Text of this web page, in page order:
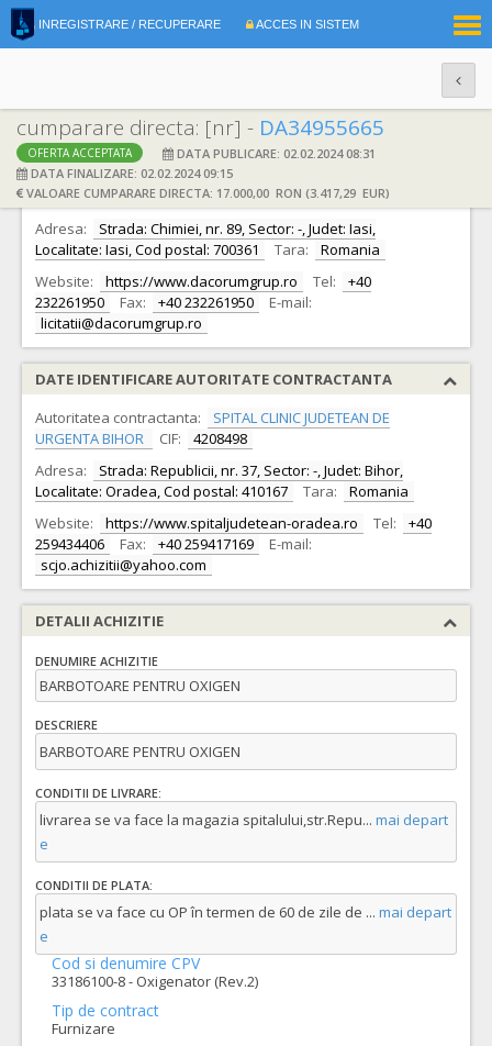
INREGISTRARE / RECUPERARE ACCES IN SISTEM
cumparare directa: [nr] - DA34955665
OFERTA ACCEPTATA
DATA PUBLICARE: 02.02.2024 08:31
DATA FINALIZARE: 02.02.2024 09:15
VALOARE CUMPARARE DIRECTA: 17.000,00 RON (3.417,29 EUR)
DATE IDENTIFICARE OFERTANT
Ofertant: S.C. DACORUM GRUP S.R.L. CIF: 11609301
Adresa:
Strada: Chimiei, nr. 89, Sector: -, Judet: Iasi,
Localitate: Iasi, Cod postal: 700361
Tara:
Romania
Website:
https://www.dacorumgrup.ro Tel:
+40
232261950
Fax: +40 232261950
E-mail:
licitatii@dacorumgrup.ro
DATE IDENTIFICARE AUTORITATE CONTRACTANTA
Autoritatea contractanta:
SPITAL CLINIC JUDETEAN DE
URGENTA BIHOR
CIF:
4208498
Adresa:
Strada: Republicii, nr. 37, Sector: -, Judet: Bihor,
Localitate: Oradea, Cod postal: 410167
Tara:
Romania
Website:
https://www.spitaljudetean-oradea.ro Tel:
+40
259434406
Fax: +40 259417169
E-mail:
scjo.achizitii@yahoo.com
DETALII ACHIZITIE
DENUMIRE ACHIZITIE
BARBOTOARE PENTRU OXIGEN
DESCRIERE
BARBOTOARE PENTRU OXIGEN
CONDITII DE LIVRARE:
livrarea se va face la magazia spitalului,str.Repu... mai depart
e
CONDITII DE PLATA:
plata se va face cu OP în termen de 60 de zile de ... mai depart
e
Cod si denumire CPV
33186100-8 - Oxigenator (Rev.2)
Tip de contract
Furnizare